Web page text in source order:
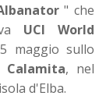
" che
UCI World
maggio sullo
Calamita, nel
d'Elba.